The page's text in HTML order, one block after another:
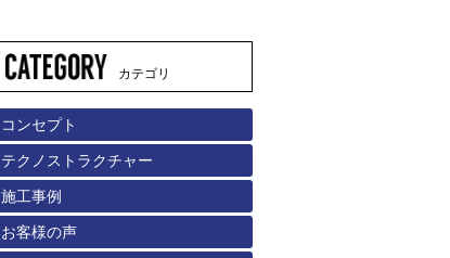
カテゴリ
コンセプト
テクノストラクチャー
施工事例
お客様の声